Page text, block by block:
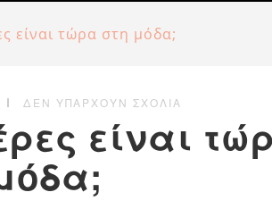
είναι τώρα στη μόδα;
ΔΕΝ ΥΠΆΡΧΟΥΝ ΣΧΌΛΙΑ
είναι